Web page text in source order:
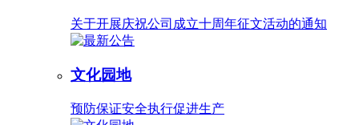
关于开展庆祝公司成立十周年征文活动的通知
文化园地
预防保证安全执行促进生产